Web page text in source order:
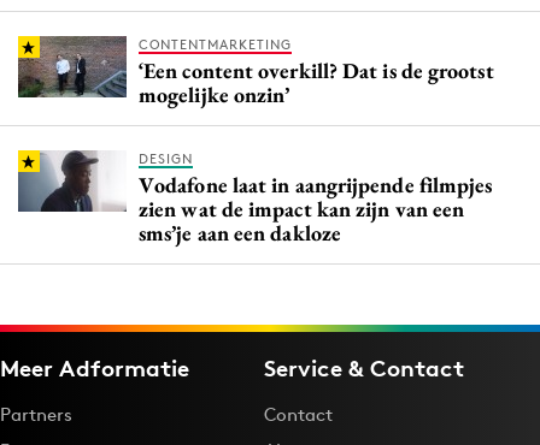
CONTENTMARKETING
‘Een content overkill? Dat is de grootst
mogelijke onzin’
DESIGN
Vodafone laat in aangrijpende filmpjes
zien wat de impact kan zijn van een
sms’je aan een dakloze
Meer Adformatie
Partners
Service & Contact
Contact